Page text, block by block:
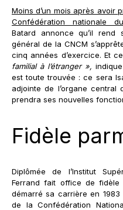
Moins d’un mois après avoir
Confédération nationale
Batard annonce qu’il rend
général de la CNCM
cinq années d’exercice. Et
familial à l’étranger »,
est toute trouvée : ce sera
adjointe de l’organe central
prendra ses nouvelles
Fidèle
Diplômée de l’Institut
Ferrand fait office de
démarré sa carrière en
de la Confédération